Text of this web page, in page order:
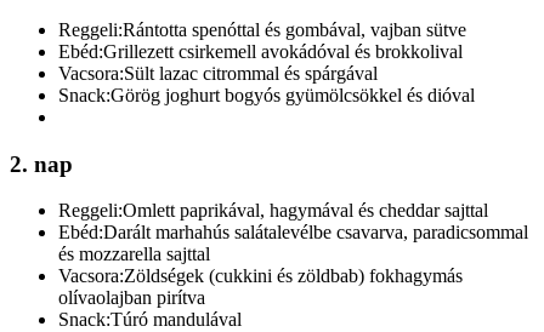
Reggeli:Rántotta spenóttal és gombával, vajban sütve
Ebéd:Grillezett csirkemell avokádóval és brokkolival
Vacsora:Sült lazac citrommal és spárgával
Snack:Görög joghurt bogyós gyümölcsökkel és dióval
2. nap
Reggeli:Omlett paprikával, hagymával és cheddar sajttal
Ebéd:Darált marhahús salátalevélbe csavarva, paradicsommal
és mozzarella sajttal
Vacsora:Zöldségek (cukkini és zöldbab) fokhagymás
olívaolajban pirítva
Snack:Túró mandulával